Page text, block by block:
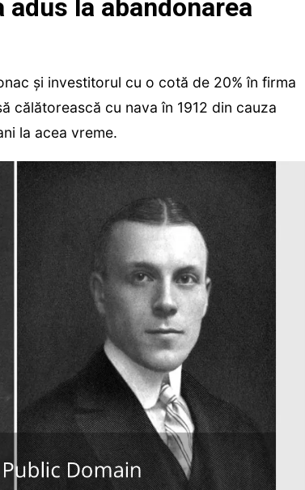
la abandonarea
și investitorul cu o cotă de 20% în firma
călătorească cu nava în 1912 din cauza
la acea vreme.